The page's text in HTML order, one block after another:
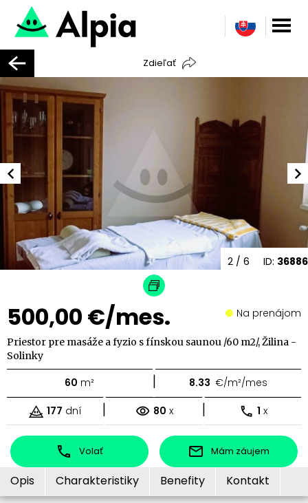
Zdieľať
ID: 36886
2 / 6
500,00 €/mes. Na prenájom
Priestor pre masáže a fyzio s fínskou saunou /60 m2/, Žilina -
Solinky
60 m² | 8.33 €/m²/mes
177 dní | 80 x | 1 x
Volať Mám záujem
Opis Charakteristiky Benefity Kontakt